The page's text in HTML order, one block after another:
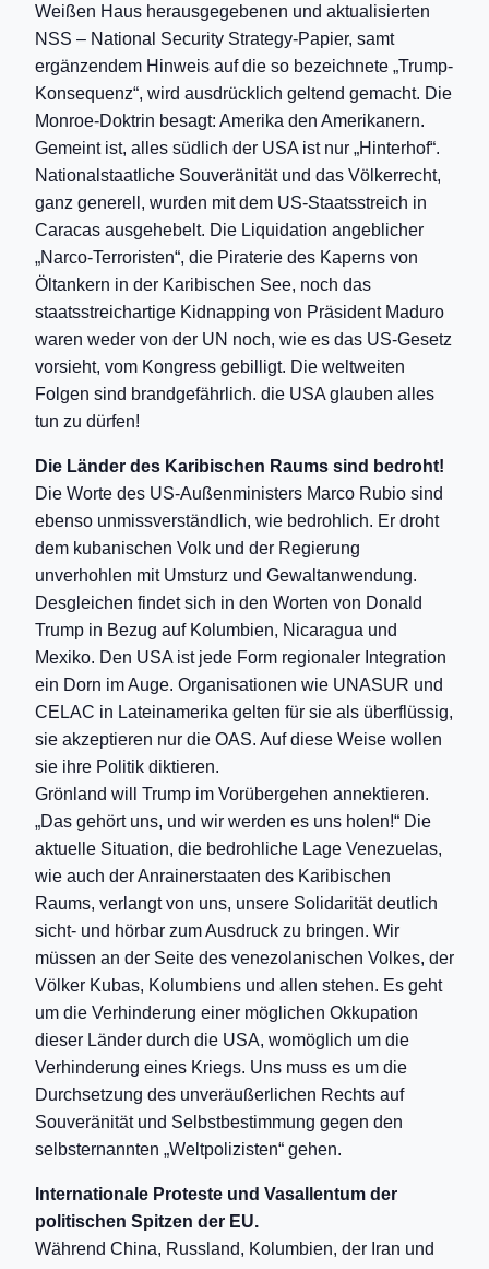
Weißen Haus herausgegebenen und aktualisierten
NSS – National Security Strategy-Papier, samt
ergänzendem Hinweis auf die so bezeichnete „Trump-
Konsequenz“, wird ausdrücklich geltend gemacht. Die
Monroe-Doktrin besagt: Amerika den Amerikanern.
Gemeint ist, alles südlich der USA ist nur „Hinterhof“.
Nationalstaatliche Souveränität und das Völkerrecht,
ganz generell, wurden mit dem US-Staatsstreich in
Caracas ausgehebelt. Die Liquidation angeblicher
„Narco-Terroristen“, die Piraterie des Kaperns von
Öltankern in der Karibischen See, noch das
staatsstreichartige Kidnapping von Präsident Maduro
waren weder von der UN noch, wie es das US-Gesetz
vorsieht, vom Kongress gebilligt. Die weltweiten
Folgen sind brandgefährlich. die USA glauben alles
tun zu dürfen!
Die Länder des Karibischen Raums sind bedroht!
Die Worte des US-Außenministers Marco Rubio sind
ebenso unmissverständlich, wie bedrohlich. Er droht
dem kubanischen Volk und der Regierung
unverhohlen mit Umsturz und Gewaltanwendung.
Desgleichen findet sich in den Worten von Donald
Trump in Bezug auf Kolumbien, Nicaragua und
Mexiko. Den USA ist jede Form regionaler Integration
ein Dorn im Auge. Organisationen wie UNASUR und
CELAC in Lateinamerika gelten für sie als überflüssig,
sie akzeptieren nur die OAS. Auf diese Weise wollen
sie ihre Politik diktieren.
Grönland will Trump im Vorübergehen annektieren.
„Das gehört uns, und wir werden es uns holen!“ Die
aktuelle Situation, die bedrohliche Lage Venezuelas,
wie auch der Anrainerstaaten des Karibischen
Raums, verlangt von uns, unsere Solidarität deutlich
sicht- und hörbar zum Ausdruck zu bringen. Wir
müssen an der Seite des venezolanischen Volkes, der
Völker Kubas, Kolumbiens und allen stehen. Es geht
um die Verhinderung einer möglichen Okkupation
dieser Länder durch die USA, womöglich um die
Verhinderung eines Kriegs. Uns muss es um die
Durchsetzung des unveräußerlichen Rechts auf
Souveränität und Selbstbestimmung gegen den
selbsternannten „Weltpolizisten“ gehen.
Internationale Proteste und Vasallentum der
politischen Spitzen der EU.
Während China, Russland, Kolumbien, der Iran und